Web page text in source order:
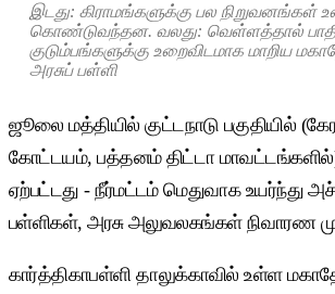
இடது: கிராமங்களுக்கு பல நிறுவனங்கள்
கொண்டுவந்தன. வலது: வெள்ளத்தால்
குடும்பங்களுக்கு உறைவிடமாக மாறிய
அரசுப் பள்ளி
ஜூலை மத்தியில் குட்டநாடு பகுதியில்
கோட்டயம், பத்தனம் திட்டா
ஏற்பட்டது - நீர்மட்டம் மெதுவாக உயர்ந்து
பள்ளிகள், அரசு அலுவலகங்கள் நிவாரண
கார்த்திகாபள்ளி தாலுக்காவில் உள்ள